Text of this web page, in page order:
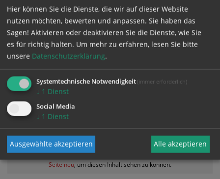
Im Rahmen der Pressekonferenz zur
Frühjahrsvollversammlung der Österreichischen
Bischofskonferenz 2016 äußerte sich Kardinal
Christoph Schönborn auch zur Arbeit der
Unabhängigen Opferschutzanwaltschaft.
Bischöfe für breite gesellschaftliche Allianz gegen
Missbrauch
Zustimmung erforderlich!
Bitte akzeptieren Sie
Cookies von YouTube und
laden Sie die
Seite neu, um diesen Inhalt sehen zu können.
Hier können Sie die Dienste, die wir auf dieser Website
nutzen möchten, bewerten und anpassen. Sie haben das
Sagen! Aktivieren oder deaktivieren Sie die Dienste, wie Sie
es für richtig halten. Um mehr zu erfahren, lesen Sie bitte
unsere Datenschutzerklärung.
Systemtechnische Notwendigkeit (immer erforderlich)
↓ 1 Dienst
Social Media
↓ 1 Dienst
Ausgewählte akzeptieren Alle akzeptieren